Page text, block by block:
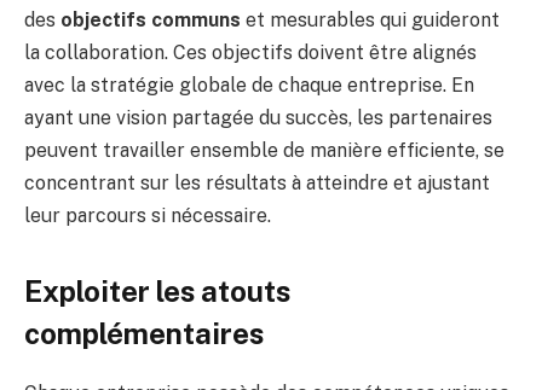
des objectifs communs et mesurables qui guideront
la collaboration. Ces objectifs doivent être alignés
avec la stratégie globale de chaque entreprise. En
ayant une vision partagée du succès, les partenaires
peuvent travailler ensemble de manière efficiente, se
concentrant sur les résultats à atteindre et ajustant
leur parcours si nécessaire.
Exploiter les atouts
complémentaires